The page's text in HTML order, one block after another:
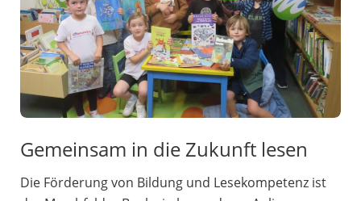
Gemeinsam in die Zukunft lesen
Die Förderung von Bildung und Lesekompetenz ist